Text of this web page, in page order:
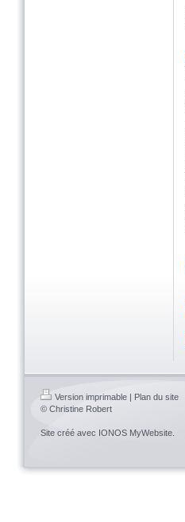
Version imprimable | Plan du site
© Christine Robert
Site créé avec IONOS MyWebsite